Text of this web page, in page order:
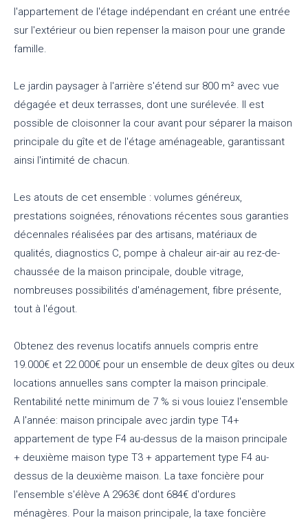
l'appartement de l'étage indépendant en créant une entrée
sur l'extérieur ou bien repenser la maison pour une grande
famille.
Le jardin paysager à l'arrière s'étend sur 800 m² avec vue
dégagée et deux terrasses, dont une surélevée. Il est
possible de cloisonner la cour avant pour séparer la maison
principale du gîte et de l'étage aménageable, garantissant
ainsi l'intimité de chacun.
Les atouts de cet ensemble : volumes généreux,
prestations soignées, rénovations récentes sous garanties
décennales réalisées par des artisans, matériaux de
qualités, diagnostics C, pompe à chaleur air-air au rez-de-
chaussée de la maison principale, double vitrage,
nombreuses possibilités d'aménagement, fibre présente,
tout à l'égout.
Obtenez des revenus locatifs annuels compris entre
19.000€ et 22.000€ pour un ensemble de deux gîtes ou deux
locations annuelles sans compter la maison principale.
Rentabilité nette minimum de 7 % si vous louiez l'ensemble
A l'année: maison principale avec jardin type T4+
appartement de type F4 au-dessus de la maison principale
+ deuxième maison type T3 + appartement type F4 au-
dessus de la deuxième maison. La taxe foncière pour
l'ensemble s'élève A 2963€ dont 684€ d'ordures
ménagères. Pour la maison principale, la taxe foncière